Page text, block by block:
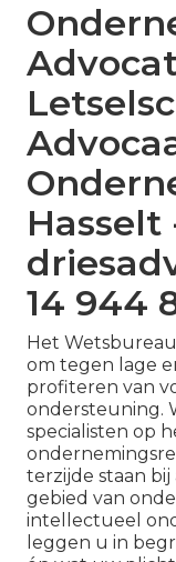
Hasselt
14 944
Het
om tegen lage
profiteren van
ondersteuning.
specialisten op
terzijde staan
gebied van
intellectueel
leggen u in